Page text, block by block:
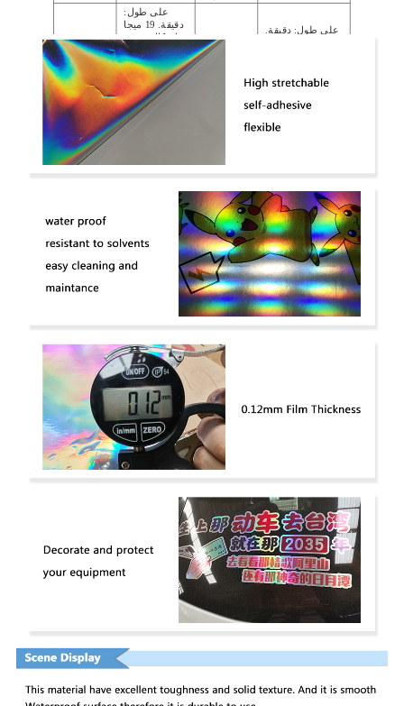
قوة الشد
على طول:
دقيقة. 19 ميجا
باسكال ، عبر:
19 ميجا
باسكال على
الأقل
استطالة
على طول: دقيقة.